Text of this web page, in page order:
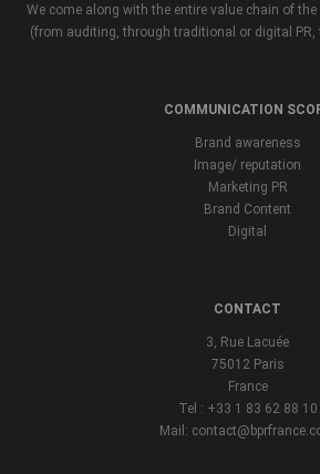
We come along with the entire value chain of
(from auditing, through traditional or digital PR,
COMMUNICATION
Brand awareness
Image/ reputation
Marketing PR
Brand Content
Digital
CONTACT
3, Rue Lacuée
75012 Paris
France
Tel : +33 1 83 62 88 10
Mail: